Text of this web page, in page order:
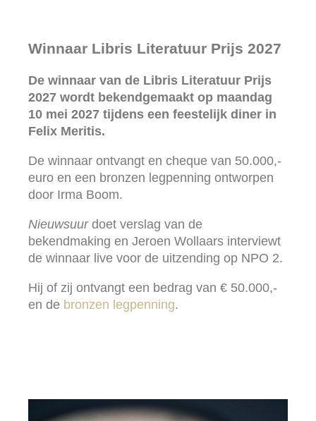
Winnaar Libris Literatuur Prijs 2027
De winnaar van de Libris Literatuur Prijs
2027 wordt bekendgemaakt op maandag
10 mei 2027 tijdens een feestelijk diner in
Felix Meritis.
De winnaar ontvangt en cheque van 50.000,-
euro en een bronzen legpenning ontworpen
door Irma Boom.
Nieuwsuurdoet verslag van de
bekendmaking en Jeroen Wollaars interviewt
de winnaar live voor de uitzending op NPO 2.
Hij of zij ontvangt een bedrag van € 50.000,-
en de bronzen legpenning.